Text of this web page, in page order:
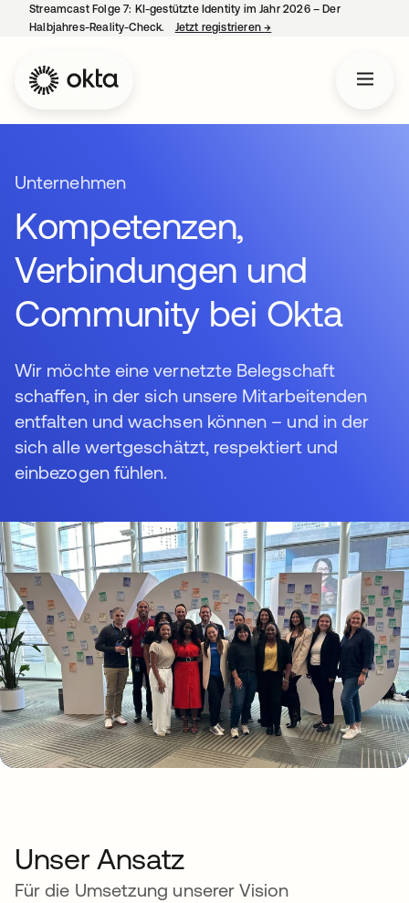
Streamcast Folge 7: KI-gestützte Identity im Jahr 2026 – Der
Halbjahres-Reality-Check.
Jetzt registrieren→
Unternehmen
Kompetenzen,
Verbindungen und
Community bei Okta
Wir möchte eine vernetzte Belegschaft
schaffen, in der sich unsere Mitarbeitenden
entfalten und wachsen können – und in der
sich alle wertgeschätzt, respektiert und
einbezogen fühlen.
Unser Ansatz
Für die Umsetzung unserer Vision